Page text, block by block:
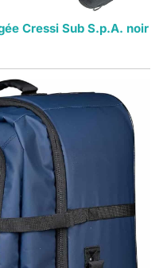
Cressi Sub S.p.A. noir